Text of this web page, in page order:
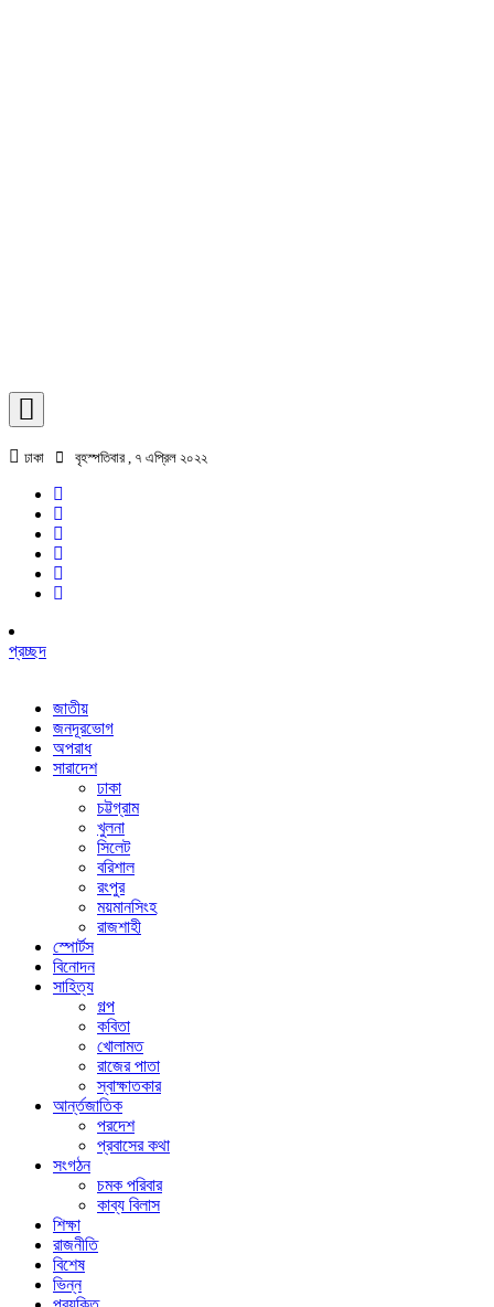
ঢাকা বৃহস্পতিবার , ৭ এপ্রিল ২০২২
প্রচ্ছদ
জাতীয়
জনদূরভোগ
অপরাধ
সারাদেশ
ঢাকা
চট্টগ্রাম
খুলনা
সিলেট
বরিশাল
রংপুর
ময়মানসিংহ
রাজশাহী
স্পোর্টস
বিনোদন
সাহিত্য
গল্প
কবিতা
খোলামত
রাজের পাতা
স্বাক্ষাতকার
আর্ন্তজাতিক
পরদেশ
প্রবাসের কথা
সংগঠন
চমক পরিবার
কাব্য বিলাস
শিক্ষা
রাজনীতি
বিশেষ
ভিন্ন